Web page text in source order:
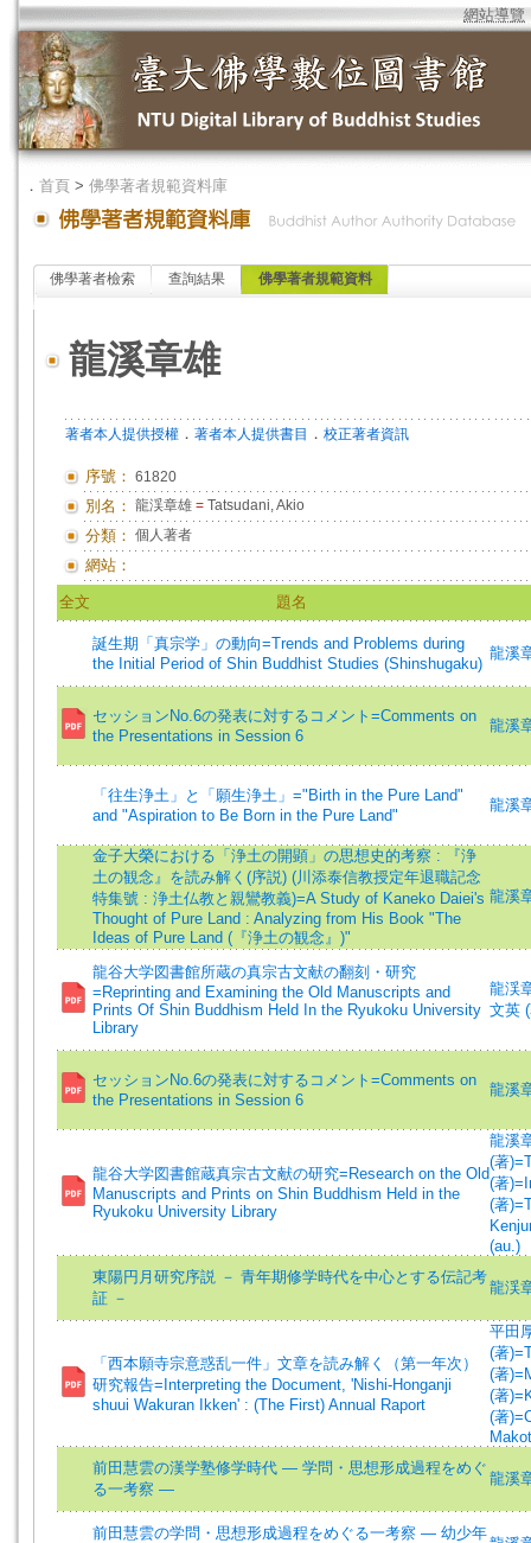
網站導覽
． 首頁 > 佛學著者規範資料庫
佛學著者檢索 查詢結果 佛學著者規範資料
龍溪章雄
著者本人提供授權 ． 著者本人提供書目 ． 校正著者資訊
序號： 61820
別名： 龍渓章雄 = Tatsudani, Akio
分類： 個人著者
網站：
全文 題名
誕生期「真宗学」の動向=Trends and Problems during
the Initial Period of Shin Buddhist Studies (Shinshugaku)
龍溪
セッションNo.6の発表に対するコメント=Comments on
the Presentations in Session 6
龍溪
「往生浄土」と「願生浄土」="Birth in the Pure Land"
and "Aspiration to Be Born in the Pure Land"
龍溪
金子大榮における「浄土の開顕」の思想史的考察 : 『浄
土の観念』を読み解く(序説) (川添泰信教授定年退職記念
特集號 : 浄土仏教と親鸞教義)=A Study of Kaneko Daiei's
Thought of Pure Land : Analyzing from His Book "The
Ideas of Pure Land (『浄土の観念』)"
龍溪
龍谷大学図書館所蔵の真宗古文献の翻刻・研究
=Reprinting and Examining the Old Manuscripts and
Prints Of Shin Buddhism Held In the Ryukoku University
Library
龍渓
文英
セッションNo.6の発表に対するコメント=Comments on
the Presentations in Session 6
龍溪
龍谷大学図書館蔵真宗古文献の研究=Research on the Old
Manuscripts and Prints on Shin Buddhism Held in the
Ryukoku University Library
龍溪
(著
(著
(著
(au.)
東陽円月研究序説 － 青年期修学時代を中心とする伝記考
証 －
龍渓
「西本願寺宗意惑乱一件」文章を読み解く（第一年次）
研究報告=Interpreting the Document, 'Nishi-Honganji
shuui Wakuran Ikken' : (The First) Annual Raport
平田
(著
(著
(著
(著
前田慧雲の漢学塾修学時代 ― 学問・思想形成過程をめぐ
る一考察 ―
龍溪
前田慧雲の学問・思想形成過程をめぐる一考察 ― 幼少年